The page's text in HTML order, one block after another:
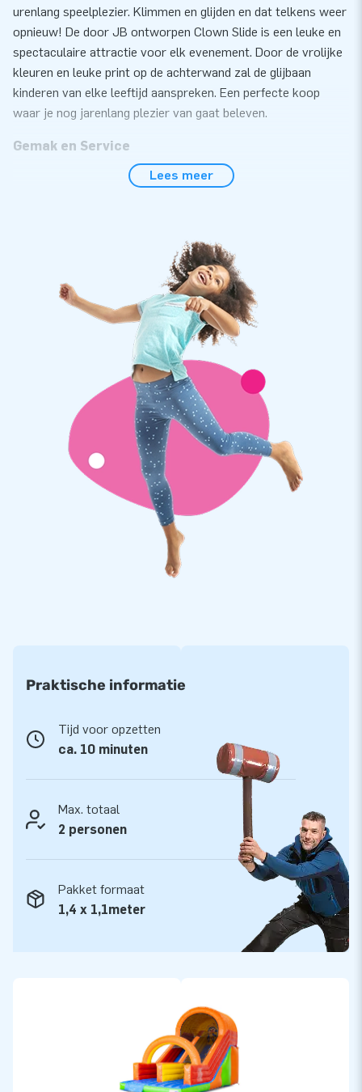
urenlang speelplezier. Klimmen en glijden en dat telkens weer
opnieuw! De door JB ontworpen Clown Slide is een leuke en
spectaculaire attractie voor elk evenement. Door de vrolijke
kleuren en leuke print op de achterwand zal de glijbaan
kinderen van elke leeftijd aanspreken. Een perfecte koop
waar je nog jarenlang plezier van gaat beleven.
Gemak en Service
Zet de glijbaan met clown thema eenvoudig binnen 15
formaat. De glijbaan is voorzien van een vervangbaar glij- en
opstapdek. Ideaal in geval van slijtage en super handig voor
het schoonmaken. Daarnaast is de glijbaan extra makkelijk
op te ruimen doordat het voorzien is van verschillende
luchtuitgangen, zodat de attractie snel weer plat en
oprolbaar is. Overal is aan gedacht. De glijbaan met clown
thema wordt geleverd inclusief blower,
verankeringsmateriaal, een transportzak en een duidelijke
handleiding. Alles compleet voor een mooie beleving.
Kwaliteit en garantie
JB kussens zijn op meerdere punten verstevigd en
meervoudig gestikt en zijn gemaakt van sterk, hoge kwaliteit
PVC. Ze zijn daardoor duurzaam en eenvoudig schoon te
houden. De glijbaan wordt tevens door JB geleverd met 5
jaar garantie. Hierdoor lever jij met dit product jarenlang
JB laat al meer dan 15 jaar mensen wereldwijd een gat in de
ontwikkelaars en logistiek medewerkers leveren unieke
opblaasattracties op grootse wijze! Klanten zijn verzekerd
van onze professionele service en levering. Zij noemen ons
Lees meer
Praktische informatie
Tijd voor opzetten
ca. 10 minuten
Max. totaal
2 personen
Pakket formaat
1,4 x 1,1meter